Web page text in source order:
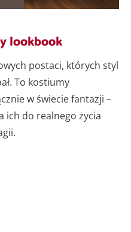
lookbook
postaci, których styl
To kostiumy
w świecie fantazji –
ich do realnego życia